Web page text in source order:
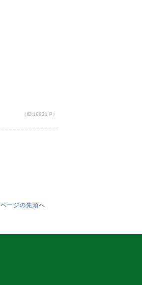
（ID:18921 P）
ページの先頭へ